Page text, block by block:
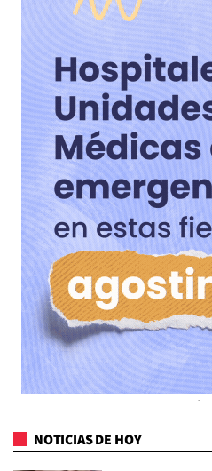
NOTICIAS DE HOY